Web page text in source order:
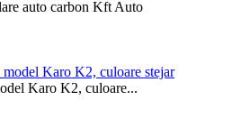
auto carbon Kft Auto
Karo K2, culoare...